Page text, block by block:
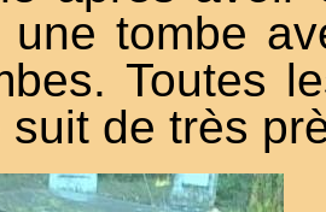
une tombe
Toutes
suit de très